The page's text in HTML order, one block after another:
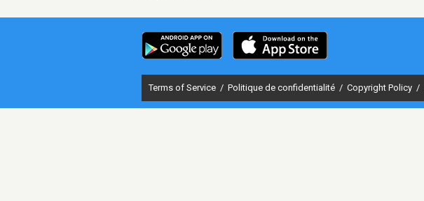
Terms of Service / Politique de confidentialité / Copyright Policy /